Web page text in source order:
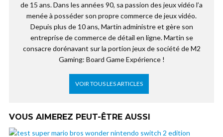
de 15 ans. Dans les années 90, sa passion des jeux vidéo l’a
menée à posséder son propre commerce de jeux vidéo.
Depuis plus de 10 ans, Martin administre et gère son
entreprise de commerce de détail en ligne. Martin se
consacre dorénavant sur la portion jeux de société de M2
Gaming: Board Game Expérience !
VOIR TOUS LES ARTICLES
VOUS AIMEREZ PEUT-ÊTRE AUSSI